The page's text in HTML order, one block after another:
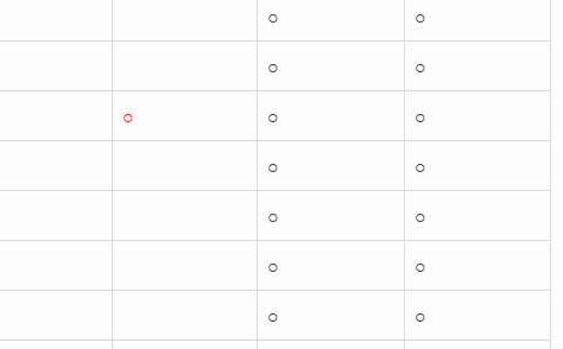
○
○
○
○
○ ○
○
○
○
○
○
○
○
○
○